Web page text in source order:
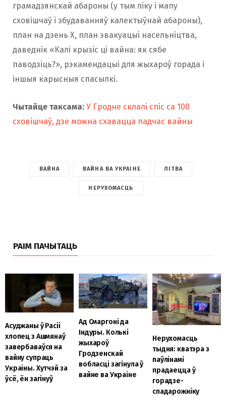
грамадзянскай абароны (у тым ліку і мапу
сховішчаў і збудаванняў калектыўнай абароны),
план на дзень X, план эвакуацыі насельніцтва,
даведнік «Калі крызіс ці вайна: як сябе
паводзіць?», рэкамендацыі для жыхароў горада і
іншыя карысныя спасылкі.
Чытайце таксама: У Гродне склалі спіс са 100
сховішчаў, дзе можна схавацца падчас вайны
ВАЙНА ВАЙНА ВА УКРАІНЕ ЛІТВА
НЕРУХОМАСЦЬ
РАІМ ПАЧЫТАЦЬ
Асуджаны ў Расіі
хлопец з Ашмянаў
завербаваўся на
вайну супраць
Украіны. Хутчэй за
ўсё, ён загінуў
Ад Смаргоні да
Індуры. Колькі
жыхароў
Гродзенскай
вобласці загінула ў
вайне ва Украіне
Нерухомасць
тыдня: кватэра з
паўлінамі
прадаецца ў
горадзе-
спадарожніку